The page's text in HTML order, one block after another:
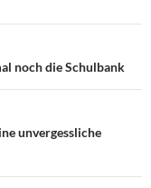
noch die Schulbank
unvergessliche